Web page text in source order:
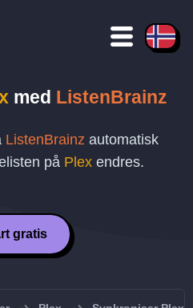
med ListenBrainz
ListenBrainz automatisk
på Plexendres.
gratis